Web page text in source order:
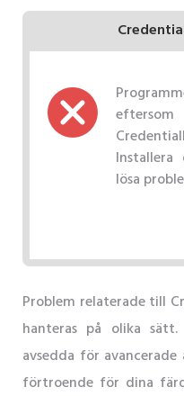
lösa
Problem relaterade till
hanteras på olika
avsedda för
förtroende för dina